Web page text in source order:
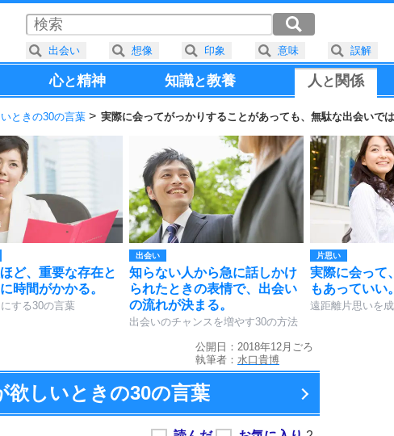
心と精神 知識と教養 人と 関係
ときの30の言葉 実際に会ってがっかりすることがあっても、無駄な出会いでは
ど、重要な存在と
時間がかかる。
する30の言葉
出会い
知らない人から急に話しかけ
られたときの表情で、出会い
の流れが決まる。
出会いのチャンスを増やす30の方法
片思い
実際に会って
もあっていい。
遠距離片思いを
公開日：2018年12月ごろ
執筆者： 水口貴博
欲しいときの30の言葉
出会い 想像 印象 意味 誤解